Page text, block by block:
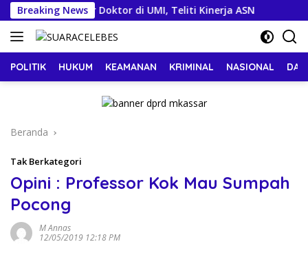
Langsung
ke
konten
Breaking News
Raih Gelar Doktor di UMI, Teliti Kinerja ASN
POLITIK HUKUM KEAMANAN KRIMINAL NASIONAL
Beranda
Tak Berkategori
Opini : Professor Kok Mau Sumpah
Pocong
M Annas
12/05/2019 12:18 PM